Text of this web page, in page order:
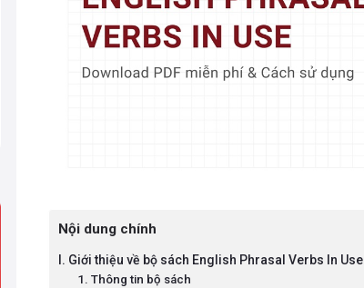
Nội dung chính
I. Giới thiệu về bộ sách English Phrasal Verbs In Use
1. Thông tin bộ sách